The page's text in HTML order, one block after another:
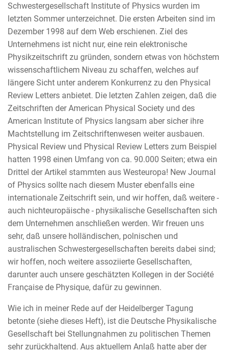
Schwestergesellschaft Institute of Physics wurden im
letzten Sommer unterzeichnet. Die ersten Arbeiten sind im
Dezember 1998 auf dem Web erschienen. Ziel des
Unternehmens ist nicht nur, eine rein elektronische
Physikzeitschrift zu gründen, sondern etwas von höchstem
wissenschaftlichem Niveau zu schaffen, welches auf
längere Sicht unter anderem Konkurrenz zu den Physical
Review Letters anbietet. Die letzten Zahlen zeigen, daß die
Zeitschriften der American Physical Society und des
American Institute of Physics langsam aber sicher ihre
Machtstellung im Zeitschriftenwesen weiter ausbauen.
Physical Review und Physical Review Letters zum Beispiel
hatten 1998 einen Umfang von ca. 90.000 Seiten; etwa ein
Drittel der Artikel stammten aus Westeuropa! New Journal
of Physics sollte nach diesem Muster ebenfalls eine
internationale Zeitschrift sein, und wir hoffen, daß weitere -
auch nichteuropäische - physikalische Gesellschaften sich
dem Unternehmen anschließen werden. Wir freuen uns
sehr, daß unsere holländischen, polnischen und
australischen Schwestergesellschaften bereits dabei sind;
wir hoffen, noch weitere assoziierte Gesellschaften,
darunter auch unsere geschätzten Kollegen in der Société
Française de Physique, dafür zu gewinnen.
Wie ich in meiner Rede auf der Heidelberger Tagung
betonte (siehe dieses Heft), ist die Deutsche Physikalische
Gesellschaft bei Stellungnahmen zu politischen Themen
sehr zurückhaltend. Aus aktuellem Anlaß hatte aber der